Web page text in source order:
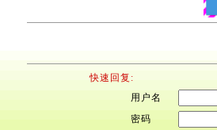
快速回复:
用户名
密码